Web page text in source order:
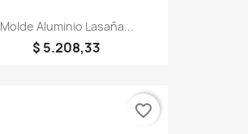
Molde Aluminio Lasaña...
$ 5.208,33
favorite_border